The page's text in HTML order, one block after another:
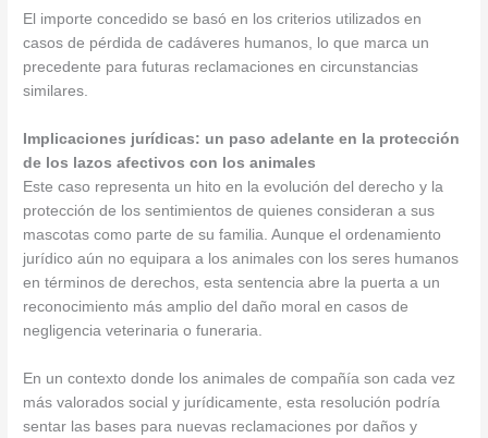
El importe concedido se basó en los criterios utilizados en
casos de pérdida de cadáveres humanos, lo que marca un
precedente para futuras reclamaciones en circunstancias
similares.
Implicaciones jurídicas: un paso adelante en la protección
de los lazos afectivos con los animales
Este caso representa un hito en la evolución del derecho y la
protección de los sentimientos de quienes consideran a sus
mascotas como parte de su familia. Aunque el ordenamiento
jurídico aún no equipara a los animales con los seres humanos
en términos de derechos, esta sentencia abre la puerta a un
reconocimiento más amplio del daño moral en casos de
negligencia veterinaria o funeraria.
En un contexto donde los animales de compañía son cada vez
más valorados social y jurídicamente, esta resolución podría
sentar las bases para nuevas reclamaciones por daños y